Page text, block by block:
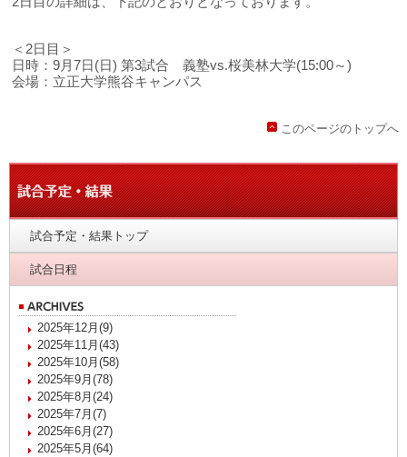
＜2日目＞
日時：9月7日(日) 第3試合 義塾vs.桜美林大学(15:00～)
会場：立正大学熊谷キャンパス
このページのトップへ
試合予定・結果トップ
試合日程
2025年12月(9)
2025年11月(43)
2025年10月(58)
2025年9月(78)
2025年8月(24)
2025年7月(7)
2025年6月(27)
2025年5月(64)